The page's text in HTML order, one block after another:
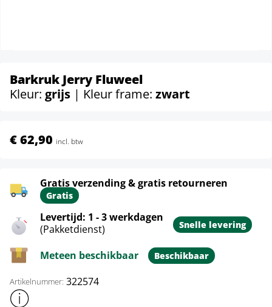
Barkruk Jerry Fluweel
Kleur: grijs | Kleur frame: zwart
€ 62,90 incl. btw
Gratis verzending & gratis retourneren
Gratis
Levertijd: 1 - 3 werkdagen
(Pakketdienst)
Snelle levering
Meteen beschikbaar Beschikbaar
Artikelnummer: 322574
Toon meer productinformatie